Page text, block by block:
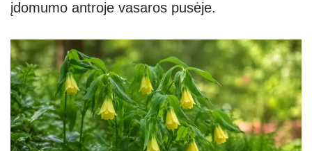
įdomumo antroje vasaros pusėje.